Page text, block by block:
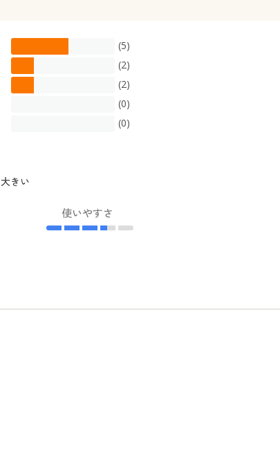
(5)
(2)
(2)
(0)
(0)
大きい
使いやすさ